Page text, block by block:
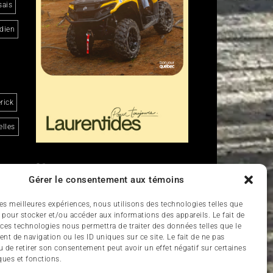
Gérer le consentement aux témoins
meilleures expériences, nous utilisons des technologies telles que
stocker et/ou accéder aux informations des appareils. Le fait de
technologies nous permettra de traiter des données telles que le
de navigation ou les ID uniques sur ce site. Le fait de ne pas
de retirer son consentement peut avoir un effet négatif sur certaines
et fonctions.
Liens